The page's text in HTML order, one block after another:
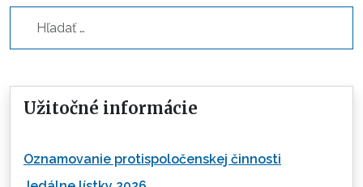
Užitočné informácie
Oznamovanie protispoločenskej činnosti